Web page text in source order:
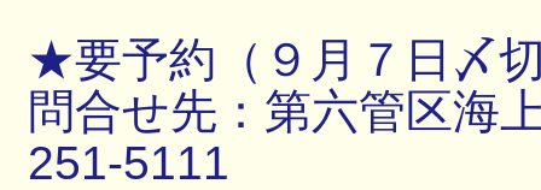
★要予約（９月７日〆
問合せ先：第六管区海
251-5111